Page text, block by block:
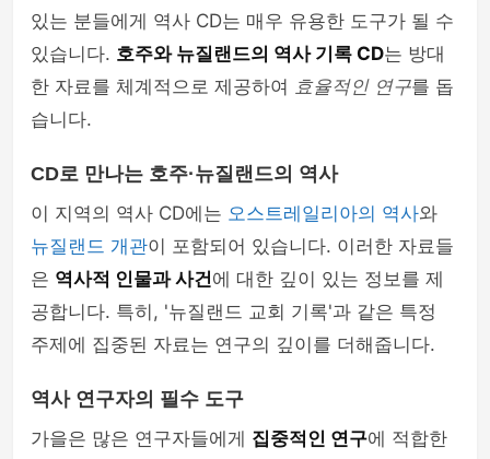
있는 분들에게 역사 CD는 매우 유용한 도구가 될 수
있습니다. 호주와 뉴질랜드의 역사 기록 CD는 방대
한 자료를 체계적으로 제공하여 효율적인 연구를 돕
습니다.
CD로 만나는 호주·뉴질랜드의 역사
이 지역의 역사 CD에는 오스트레일리아의 역사와
뉴질랜드 개관이 포함되어 있습니다. 이러한 자료들
은 역사적 인물과 사건에 대한 깊이 있는 정보를 제
공합니다. 특히, '뉴질랜드 교회 기록'과 같은 특정
주제에 집중된 자료는 연구의 깊이를 더해줍니다.
역사 연구자의 필수 도구
가을은 많은 연구자들에게 집중적인 연구에 적합한